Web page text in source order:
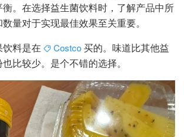
。在选择益生菌饮料时，了解产品中所
量对于实现最佳效果至关重要。
料是在
Costco买的。味道比其他益
比较少。是个不错的选择。